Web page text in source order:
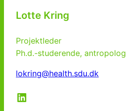
Lotte Kring
Projektleder
Ph.d.-studerende, antropolog
lokring@health.sdu.dk
LinkedIn